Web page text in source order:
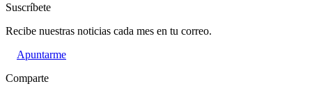
Suscríbete
Recibe nuestras noticias cada mes en tu correo.
Apuntarme
Comparte